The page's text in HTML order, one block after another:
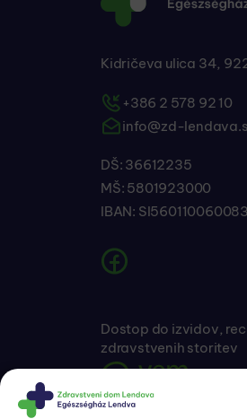
Kidričeva ulica 34,
+386 2 578 92 10
info@zd-
DŠ: 36612235
MŠ: 5801923000
IBAN:
Dostop do izvidov,
zdravstvenih storitev